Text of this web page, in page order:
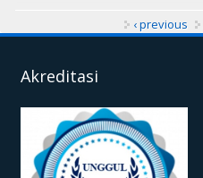
‹ previous
Akreditasi